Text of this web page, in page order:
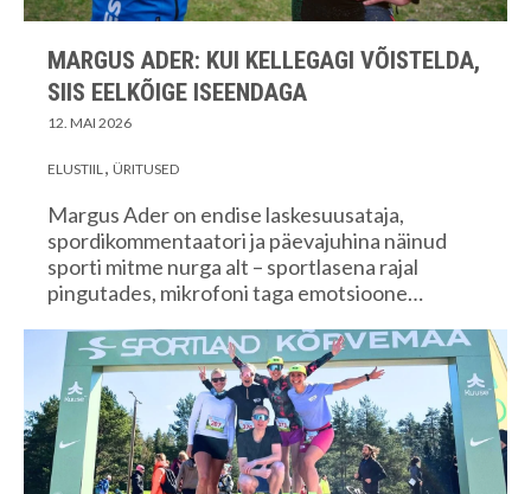
MARGUS ADER: KUI KELLEGAGI VÕISTELDA,
SIIS EELKÕIGE ISEENDAGA
12. MAI 2026
ELUSTIIL ÜRITUSED
Margus Ader on endise laskesuusataja,
spordikommentaatori ja päevajuhina näinud
sporti mitme nurga alt – sportlasena rajal
pingutades, mikrofoni taga emotsioone…